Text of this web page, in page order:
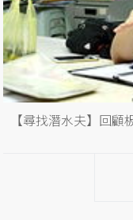
【尋找潛水夫】回